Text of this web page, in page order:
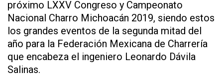
próximo LXXV Congreso y Campeonato
Nacional Charro Michoacán 2019, siendo estos
los grandes eventos de la segunda mitad del
año para la Federación Mexicana de Charrería
que encabeza el ingeniero Leonardo Dávila
Salinas.